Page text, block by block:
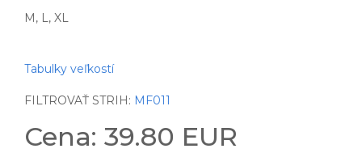
M, L, XL
Tabulky veľkostí
FILTROVAŤ STRIH: MF011
Cena: 39.80 EUR